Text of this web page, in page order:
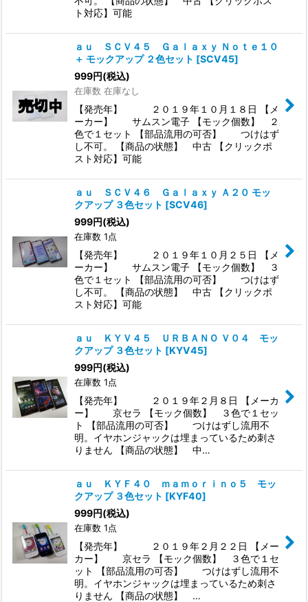
ト対応】可能
ａｕ ＳＣＶ４５ Ｇａｌａｘｙ Ｎｏｔｅ１０
＋ モックアップ ２色セット [SCV45]
999円(税込)
在庫数 在庫なし
【発売年】 ２０１９年１０月１８日 【メ
ーカー】 サムスン電子 【モック個数】 ２
色で１セット 【部品流用の可否】 つけはず
し不可。 【商品の状態】 中古 【クリックポ
スト対応】可能
ａｕ ＳＣＶ４６ Ｇａｌａｘｙ Ａ２０ モッ
クアップ ３色セット [SCV46]
999円(税込)
在庫数 1点
【発売年】 ２０１９年１０月２５日 【メ
ーカー】 サムスン電子 【モック個数】 ３
色で１セット 【部品流用の可否】 つけはず
し不可。 【商品の状態】 中古 【クリックポ
スト対応】可能
ａｕ ＫＹＶ４５ ＵＲＢＡＮＯ Ｖ０４ モッ
クアップ ３色セット [KYV45]
999円(税込)
在庫数 1点
【発売年】 ２０１９年２月８日 【メーカ
ー】 京セラ 【モック個数】 ３色で１セッ
ト 【部品流用の可否】 つけはずし流用不
明。イヤホンジャックは埋まっているため刺さ
りません 【商品の状態】 中…
ａｕ ＫＹＦ４０ ｍａｍｏｒｉｎｏ５ モッ
クアップ ３色セット [KYF40]
999円(税込)
在庫数 1点
【発売年】 ２０１９年２月２２日 【メー
カー】 京セラ 【モック個数】 ３色で１セ
ット 【部品流用の可否】 つけはずし流用不
明。イヤホンジャックは埋まっているため刺さ
りません 【商品の状態】 …